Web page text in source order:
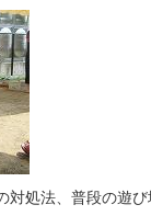
処法、普段の遊